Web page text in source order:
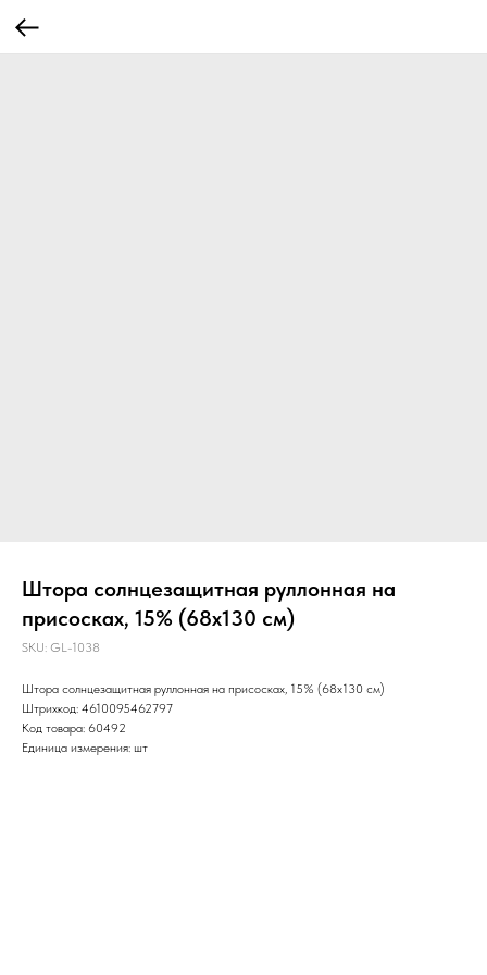
Штора солнцезащитная руллонная на
присосках, 15% (68х130 см)
SKU: GL-1038
Штора солнцезащитная руллонная на присосках, 15% (68х130 см)
Штрихкод: 4610095462797
Код товара: 60492
Единица измерения: шт